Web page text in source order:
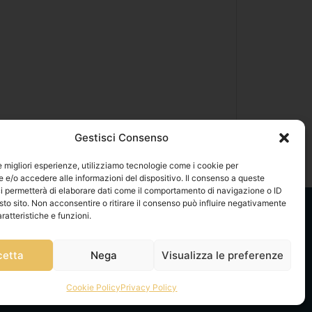
Gestisci Consenso
migliori esperienze, utilizziamo tecnologie come i cookie per
e/o accedere alle informazioni del dispositivo. Il consenso a queste
permetterà di elaborare dati come il comportamento di navigazione o ID
sito. Non acconsentire o ritirare il consenso può influire negativamente
e funzioni.
Nega Visualizza le preferenze
Cookie PolicyPrivacy Policy